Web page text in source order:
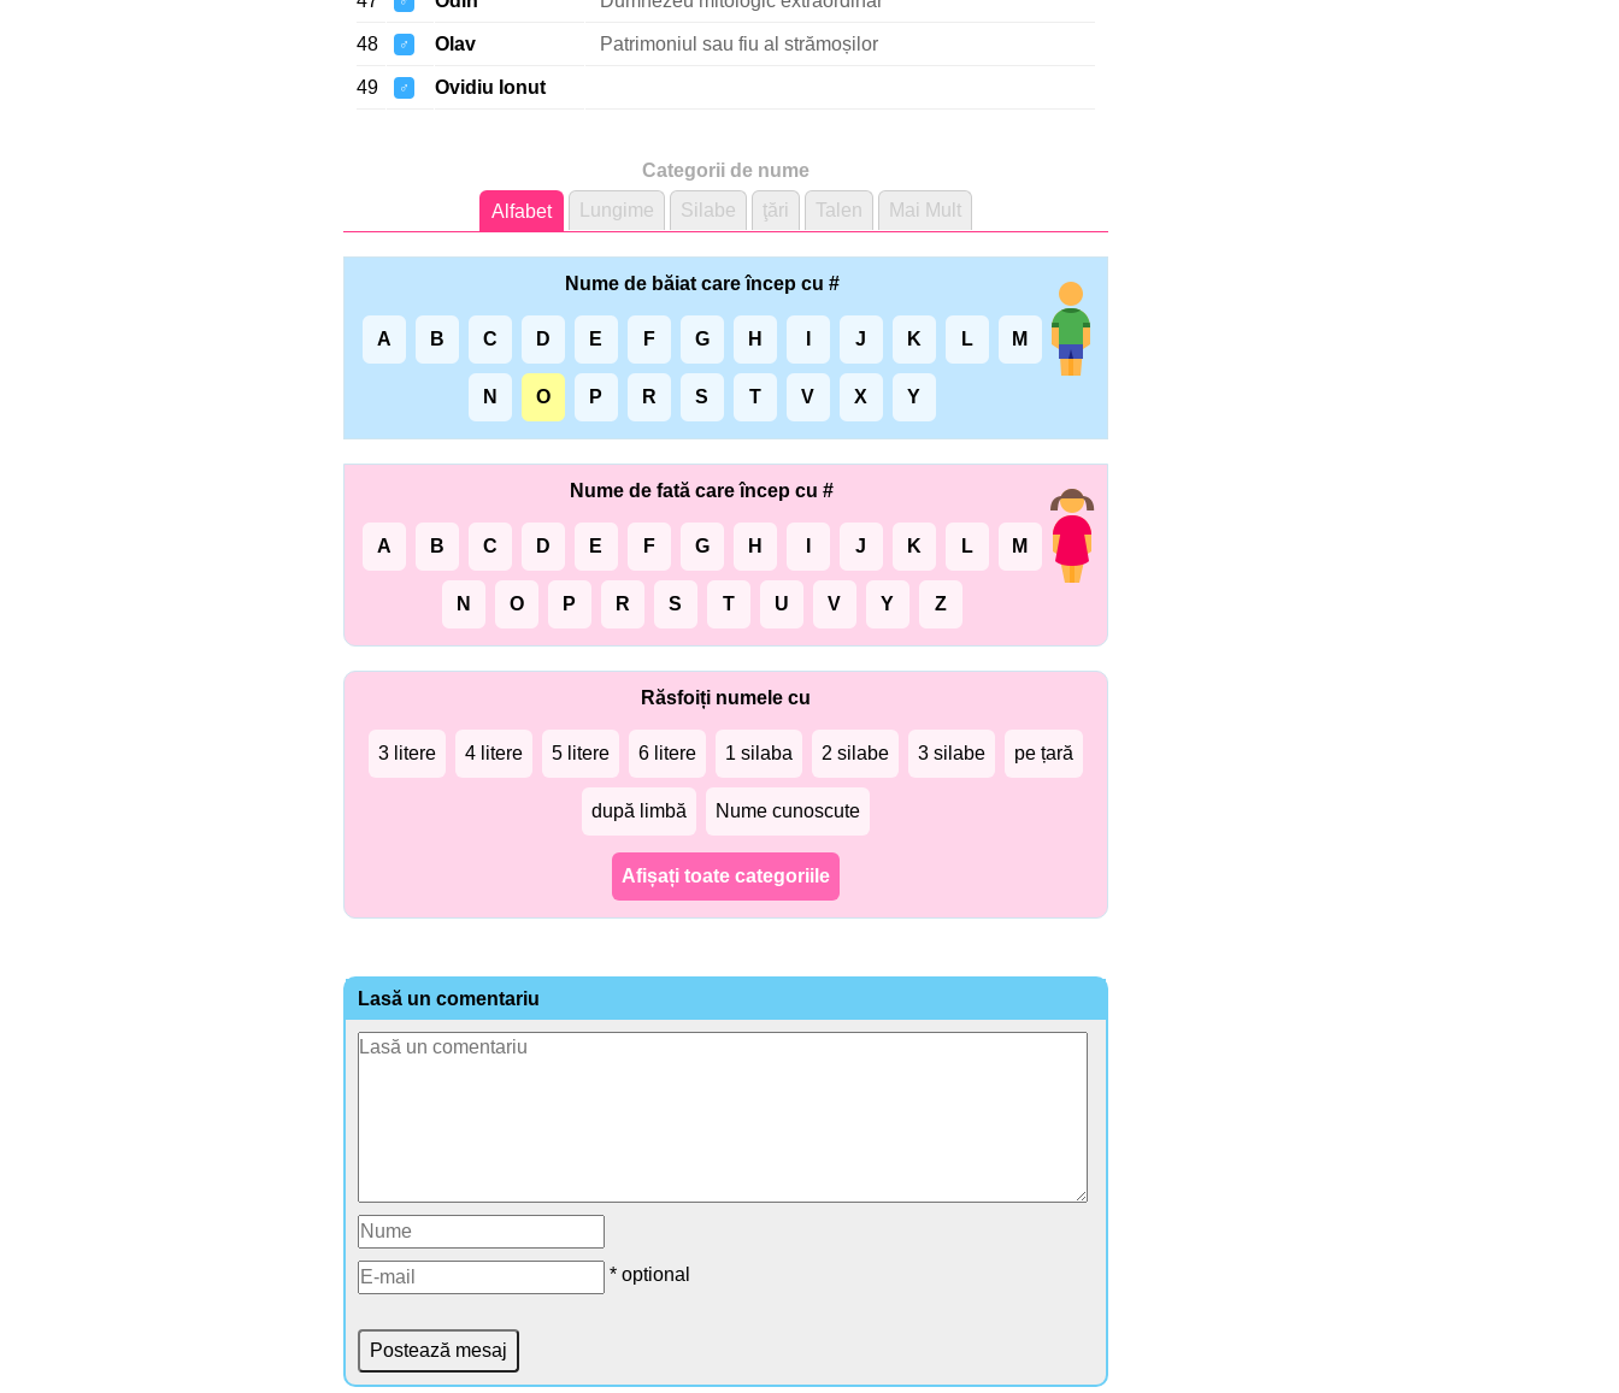
48 ♂ Olav Patrimoniul sau fiu al strămoșilor
49 ♂ Ovidiu Ionut
Categorii de nume
Alfabet
Lungime Silabe ţări Talen Mai Mult
Nume de băiat care încep cu #
A B C D E F G H J K L M
N O P R S T V X Y
Nume de fată care încep cu #
A B C D E F G H J K L M
N O P R S T U V Y Z
Răsfoiți numele cu
3 litere 4 litere 5 litere 6 litere 1 silaba 2 silabe 3 silabe pe țară
după limbă Nume cunoscute
Afișați toate categoriile
Lasă un comentariu
* optional